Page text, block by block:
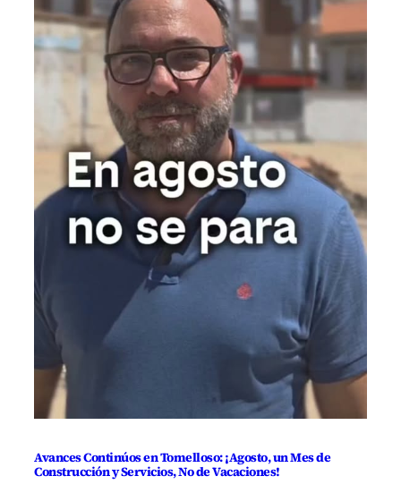
Avances Continúos en Tomelloso: ¡Agosto, un Mes de
Construcción y Servicios, No de Vacaciones!